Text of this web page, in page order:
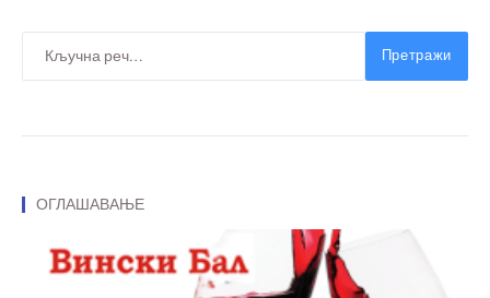
Претражи
ОГЛАШАВАЊЕ